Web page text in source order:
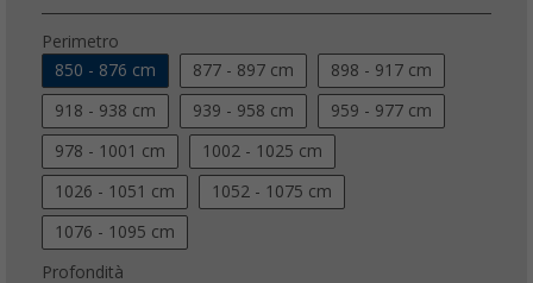
Perimetro
850 - 876 cm
877 - 897 cm 898 - 917 cm
918 - 938 cm 939 - 958 cm 959 - 977 cm
978 - 1001 cm 1002 - 1025 cm
1026 - 1051 cm 1052 - 1075 cm
1076 - 1095 cm
Profondità